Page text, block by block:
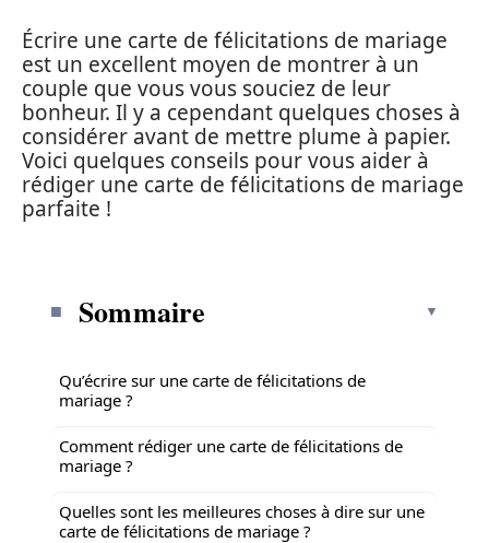
Écrire une carte de félicitations de mariage
est un excellent moyen de montrer à un
couple que vous vous souciez de leur
bonheur. Il y a cependant quelques choses à
considérer avant de mettre plume à papier.
Voici quelques conseils pour vous aider à
rédiger une carte de félicitations de mariage
parfaite !
Sommaire
Qu’écrire sur une carte de félicitations de
mariage ?
Comment rédiger une carte de félicitations de
mariage ?
Quelles sont les meilleures choses à dire sur une
carte de félicitations de mariage ?